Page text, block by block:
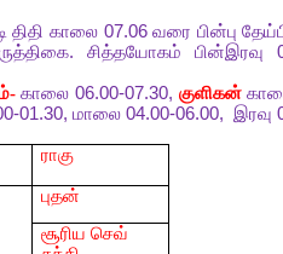
திதி காலை 07.06வரை பின்பு
. சித்தயோகம் பின்இரவு
காலை 06.00-07.30, குளிகன்
01.30, மாலை04.00-06.00, இரவு
ராகு
புதன்
சூரிய செவ்